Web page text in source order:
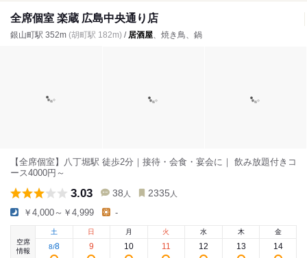
全席個室 楽蔵 広島中央通り店
銀山町駅 352m (胡町駅 182m) / 居酒屋、焼き鳥、鍋
【全席個室】八丁堀駅 徒歩2分｜接待・会食・宴会に｜ 飲み放題付きコ
ース4000円～
3.03 38 人 2335 人
￥4,000～￥4,999 -
空席
情報
土
8/8
日
9
月
10
火
11
水
12
木
13
金
14